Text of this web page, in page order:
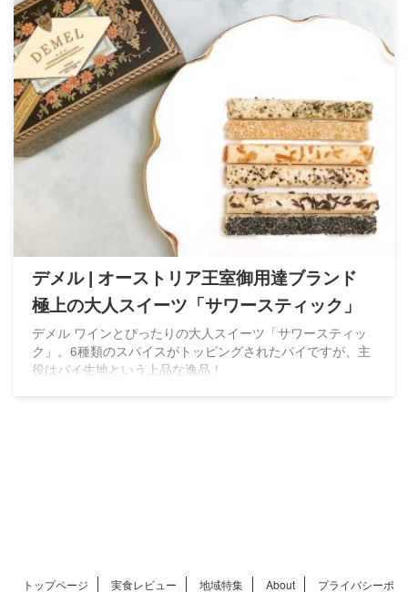
デメル | オーストリア王室御用達ブランド
極上の大人スイーツ「サワースティック」
デメル ワインとぴったりの大人スイーツ「サワースティッ
ク」。6種類のスパイスがトッピングされたパイですが、主
役はパイ生地という上品な逸品！
トップページ 実食レビュー 地域特集 About プライバシーポ